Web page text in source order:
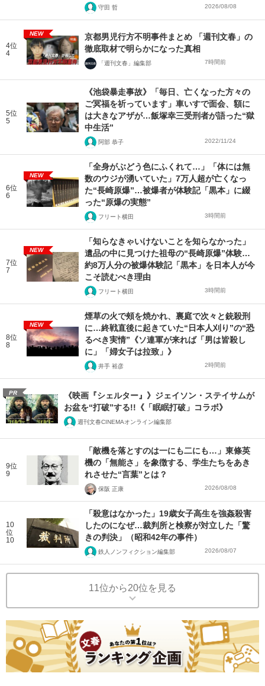
守田 哲 2026/08/08
4位
4
NEW
京都男児行方不明事件まとめ 「週刊文春」の
徹底取材で明らかになった真相
「週刊文春」編集部 7時間前
5位
5
《池袋暴走事故》「毎日、亡くなった方々の
ご冥福を祈っています」車いすで面会、額に
は大きなアザが…飯塚幸三受刑者が語った“獄
中生活”
阿部 恭子 2022/11/24
6位
6
NEW
「全身がぶどう色にふくれて…」「体には無
数のウジが湧いていた」7万人超が亡くなっ
た“長崎原爆”…被爆者が体験記「黒本」に綴
った“原爆の実態”
フリート横田 3時間前
7位
7
NEW
「知らなきゃいけないことを知らなかった」
遺品の中に見つけた祖母の“長崎原爆”体験…
約8万人分の被爆体験記「黒本」を日本人が今
こそ読むべき理由
フリート横田 3時間前
8位
8
NEW
煙草の火で頰を焼かれ、裏庭で次々と銃殺刑
に…終戦直後に起きていた“日本人刈り”の“恐
るべき実情”《ソ連軍が来れば「男は皆殺し
に」「婦女子は拉致」》
井手 裕彦 2時間前
PR
《映画『シェルター』》ジェイソン・ステイサムが
お盆を“打破”する!!《「眠眠打破」コラボ》
週刊文春CINEMAオンライン編集部
9位
9
「敵機を落とすのは一にも二にも…」東條英
機の「無能さ」を象徴する、学生たちをあき
れさせた“言葉”とは？
保阪 正康 2026/08/08
10
位
10
「殺意はなかった」19歳女子高生を強姦殺害
したのになぜ…裁判所と検察が対立した「驚
きの判決」（昭和42年の事件）
鉄人ノンフィクション編集部 2026/08/07
11位から20位を見る